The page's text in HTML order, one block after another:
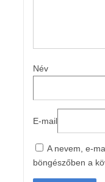
Név
E-mail
A nevem, e-
böngészőben a